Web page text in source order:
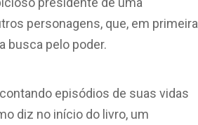
personagens, que, em primeira
busca pelo poder.
episódios de suas vidas
diz no início do livro, um